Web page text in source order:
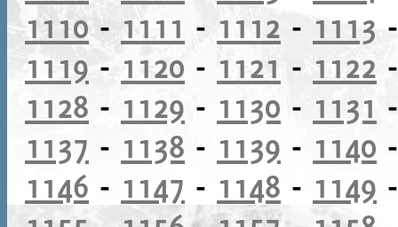
1110- 1111 - 1112 - 1113
1119 - 1120 - 1121 - 1122
1128 - 1129 - 1130 - 1131
1137 - 1138 - 1139 - 1140
1146 - 1147 - 1148 - 1149